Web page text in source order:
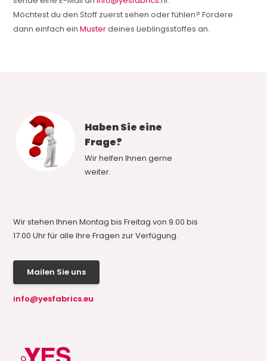
Möchtest du den Stoff zuerst sehen oder fühlen? Fordere
dann einfach einMusterdeines Lieblingsstoffes an.
Haben Sie eine
Frage?
Wir helfen Ihnen gerne
weiter.
Wir stehen Ihnen Montag bis Freitag von 9.00 bis
17.00 Uhr für alle Ihre Fragen zur Verfügung.
Mailen Sie uns
info@yesfabrics.eu